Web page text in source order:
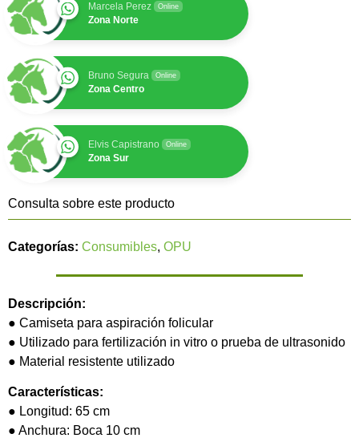
Marcela Perez Online
Zona Norte
Bruno Segura Online
Zona Centro
Elvis Capistrano Online
Zona Sur
Consulta sobre este producto
Categorías: Consumibles, OPU
Descripción:
● Camiseta para aspiración folicular
● Utilizado para fertilización in vitro o prueba de ultrasonido
● Material resistente utilizado
Características:
● Longitud: 65 cm
● Anchura: Boca 10 cm